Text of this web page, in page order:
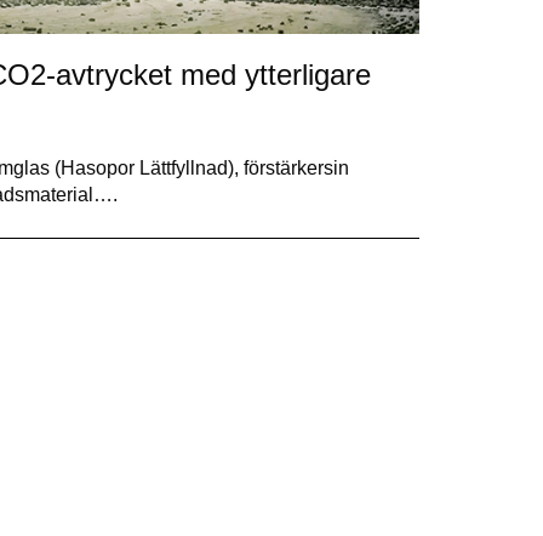
avtrycket med ytterligare
(Hasopor Lättfyllnad), förstärkersin